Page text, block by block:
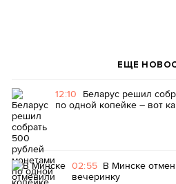
ЕЩЕ
12:10 Беларус решил
по одной копейке – вот
02:55 В Минске
вечеринку